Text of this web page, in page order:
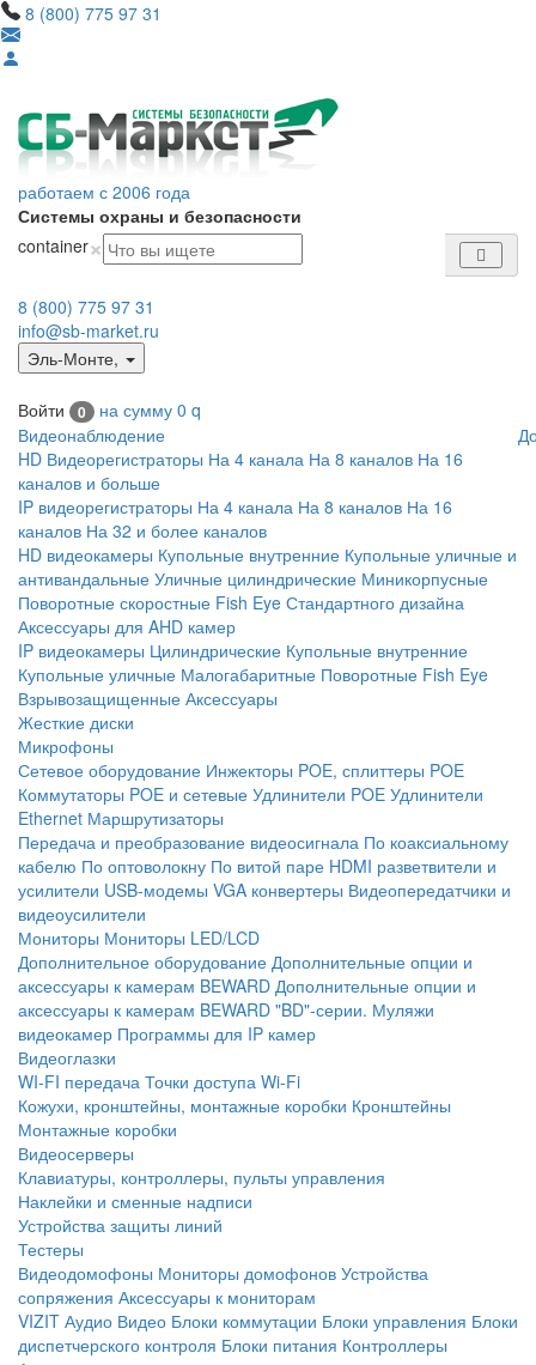
8 (800) 775 97 31
работаем с 2006 года
Системы охраны и безопасности
container×
8 (800) 775 97 31
info@sb-market.ru
Эль-Монте,
Войти 0 на сумму 0 q
Видеонаблюдение
HD Видеорегистраторы На 4 канала На 8 каналов На 16
каналов и больше
IP видеорегистраторы На 4 канала На 8 каналов На 16
каналов На 32 и более каналов
HD видеокамеры Купольные внутренние Купольные уличные и
антивандальные Уличные цилиндрические Миникорпусные
Поворотные скоростные Fish Eye Стандартного дизайна
Аксессуары для AHD камер
IP видеокамеры Цилиндрические Купольные внутренние
Купольные уличные Малогабаритные Поворотные Fish Eye
Взрывозащищенные Аксессуары
Жесткие диски
Микрофоны
Сетевое оборудование Инжекторы POE, сплиттеры POE
Коммутаторы POE и сетевые Удлинители POE Удлинители
Ethernet Маршрутизаторы
Передача и преобразование видеосигнала По коаксиальному
кабелю По оптоволокну По витой паре HDMI разветвители и
усилители USB-модемы VGA конвертеры Видеопередатчики и
видеоусилители
Мониторы Мониторы LED/LCD
Дополнительное оборудование Дополнительные опции и
аксессуары к камерам BEWARD Дополнительные опции и
аксессуары к камерам BEWARD "BD"-серии. Муляжи
видеокамер Программы для IP камер
Видеоглазки
WI-FI передача Точки доступа Wi-Fi
Кожухи, кронштейны, монтажные коробки Кронштейны
Монтажные коробки
Видеосерверы
Клавиатуры, контроллеры, пульты управления
Наклейки и сменные надписи
Устройства защиты линий
Тестеры
Видеодомофоны Мониторы домофонов Устройства
сопряжения Аксессуары к мониторам
VIZIT Аудио Видео Блоки коммутации Блоки управления Блоки
диспетчерского контроля Блоки питания Контроллеры